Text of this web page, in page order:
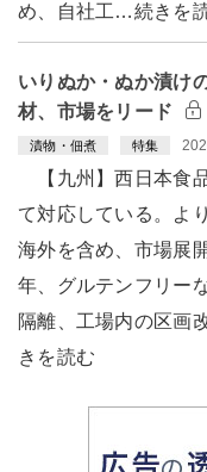
め、自社工…続きを
いりぬか・ぬか漬け
材、市場をリード
漬物・佃煮 特集
【九州】西日本食
て対応している。よ
海外を含め、市場展
年、グルテンフリー
隔離、工場内の区画
きを読む